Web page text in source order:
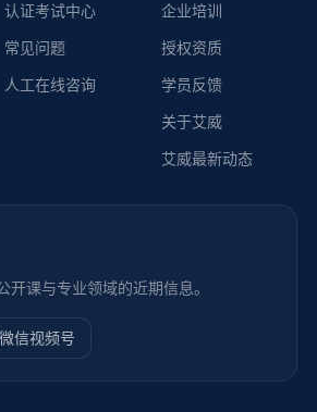
认证考试中心
常见问题
人工在线咨询
企业培训
授权资质
学员反馈
关于艾威
艾威最新动态
开课与专业领域的近期信息。
微信视频号